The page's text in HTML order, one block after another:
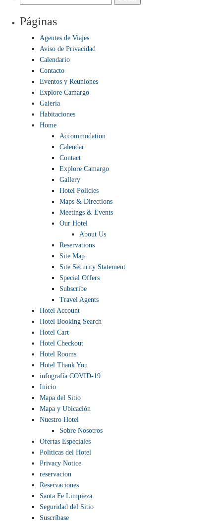
Páginas
Agentes de Viajes
Aviso de Privacidad
Calendario
Contacto
Eventos y Reuniones
Explore Camargo
Galería
Habitaciones
Home
Accommodation
Calendar
Contact
Explore Camargo
Gallery
Hotel Policies
Maps & Directions
Meetings & Events
Our Hotel
About Us
Reservations
Site Map
Site Security Statement
Special Offers
Subscribe
Travel Agents
Hotel Account
Hotel Booking Search
Hotel Cart
Hotel Checkout
Hotel Rooms
Hotel Thank You
infografía COVID-19
Inicio
Mapa del Sitio
Mapa y Ubicación
Nuestro Hotel
Sobre Nosotros
Ofertas Especiales
Políticas del Hotel
Privacy Notice
reservacion
Reservaciones
Santa Fe Limpieza
Seguridad del Sitio
Suscríbase